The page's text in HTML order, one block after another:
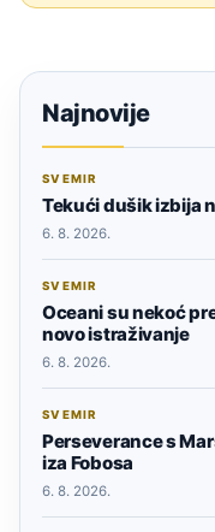
Najnovije
SVEMIR
Tekući dušik izbija
6. 8. 2026.
SVEMIR
Oceani su nekoć
novo istraživanje
6. 8. 2026.
SVEMIR
Perseverance s
iza Fobosa
6. 8. 2026.